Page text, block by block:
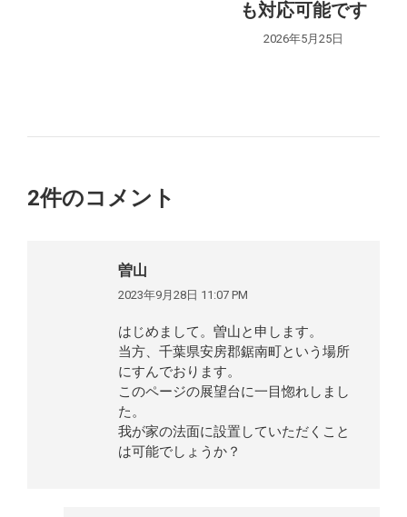
も対応可能です
2026年5月25日
2件のコメント
曽山
よ
2023年9月28日 11:07 PM
はじめまして。曽山と申します。
当方、千葉県安房郡鋸南町という場所
にすんでおります。
このページの展望台に一目惚れしまし
た。
我が家の法面に設置していただくこと
は可能でしょうか？